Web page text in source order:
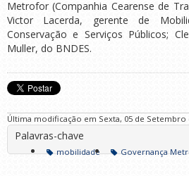
Metrofor (Companhia Cearense de
Victor Lacerda, gerente de
Conservação e Serviços Públicos;
Muller, do BNDES.
Última modificação em Sexta, 05 de Setembro
Palavras-chave
mobilidade Governança